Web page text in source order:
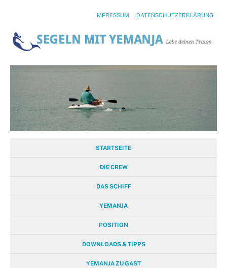
IMPRESSUM DATENSCHUTZERKLÄRUNG
STARTSEITE
DIE CREW
DAS SCHIFF
YEMANJA
POSITION
DOWNLOADS & TIPPS
YEMANJA ZU GAST